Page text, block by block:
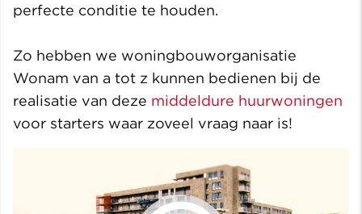
perfecte conditie te houden.
Zo hebben we woningbouworganisatie
Wonam van a tot z kunnen bedienen bij de
realisatie van deze middeldure huurwoningen
voor starters waar zoveel vraag naar is!